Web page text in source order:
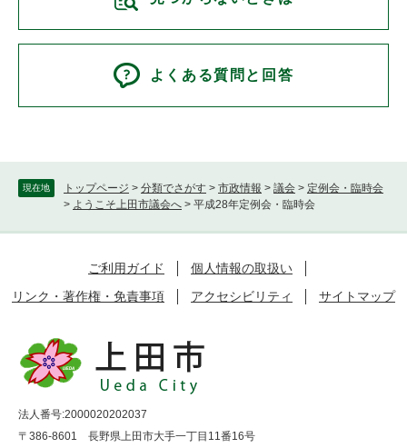
現在地 トップページ > 分類でさがす > 市政情報 > 議会 > 定例会・臨時会
> ようこそ上田市議会へ > 平成28年定例会・臨時会
よくある質問と回答
ご利用ガイド
個人情報の取扱い
リンク・著作権・免責事項
アクセシビリティ サイトマップ
法人番号:2000020202037
〒386-8601 長野県上田市大手一丁目11番16号